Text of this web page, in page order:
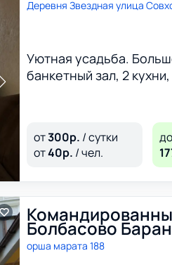
Деревня Звездная улица
Уютная усадьба.
банкетный зал, 2
от300р. / сутки
от40р. / чел.
до
Болбасово
орша марата 188